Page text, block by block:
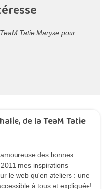
Tatie Maryse pour
de la TeaM Tatie
des bonnes
mes inspirations
le web qu'en ateliers : une
à tous et expliquée!